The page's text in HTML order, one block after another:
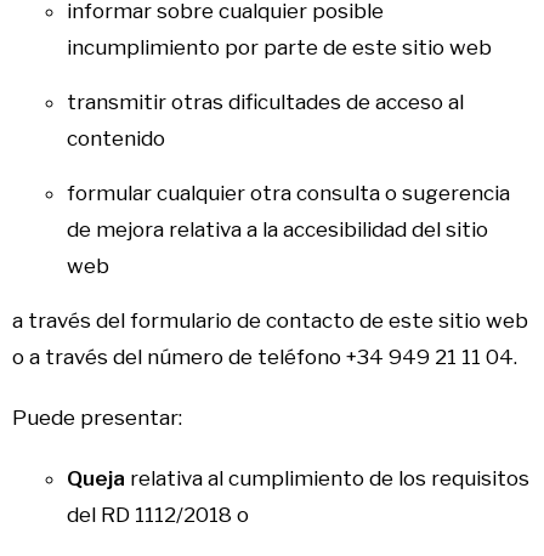
informar sobre cualquier posible
incumplimiento por parte de este sitio web
transmitir otras dificultades de acceso al
contenido
formular cualquier otra consulta o sugerencia
de mejora relativa a la accesibilidad del sitio
web
a través del formulario de contacto de este sitio web
o a través del número de teléfono +34 949 21 11 04.
Puede presentar:
Queja relativa al cumplimiento de los requisitos
del RD 1112/2018 o